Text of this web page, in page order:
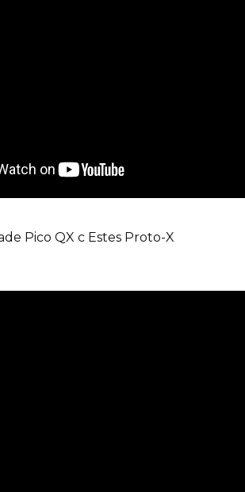
Pico QX с Estes Proto-X